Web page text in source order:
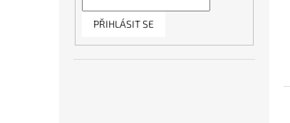
PŘIHLÁSIT SE